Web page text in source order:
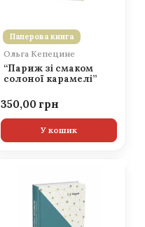
Паперова книга
Ольга Кепецине
“Париж зі смаком
солоної карамелі”
350,00
У кошик